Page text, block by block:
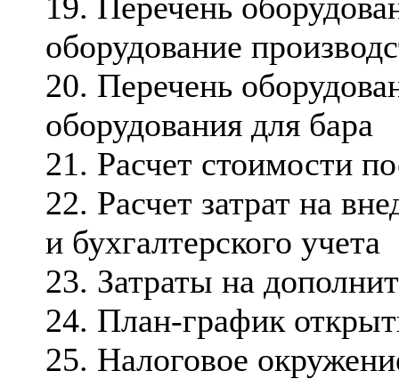
оборудование
20. Перечень
оборудования для бара
21. Расчет стоимости
22. Расчет затрат на
и бухгалтерского учета
23. Затраты на
24. План-график
25. Налоговое